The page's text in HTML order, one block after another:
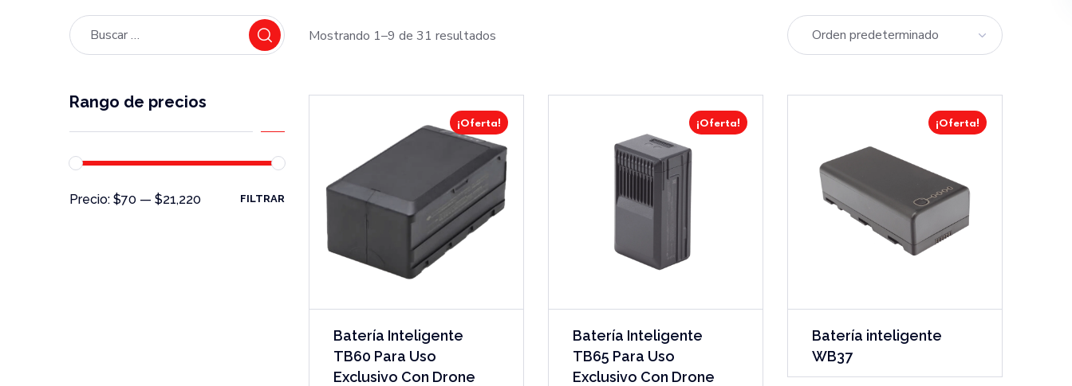
Mostrando 1–9 de 31 resultados
¡Oferta!
Batería Inteligente
TB60 Para Uso
Exclusivo Con Drone
¡Oferta!
Batería Inteligente
TB65 Para Uso
Exclusivo Con Drone
¡Oferta!
Batería inteligente
WB37
Rango de precios
FILTRAR
Precio: $70 — $21,220